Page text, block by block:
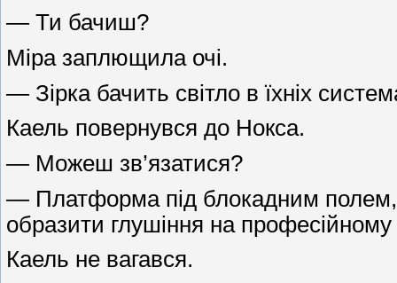
— Ти бачиш?
Міра заплющила очі.
— Зірка бачить світло в їхніх
Каель повернувся до Нокса.
— Можеш зв’язатися?
— Платформа під блокадним полем,
образити глушіння на професійному
Каель не вагався.